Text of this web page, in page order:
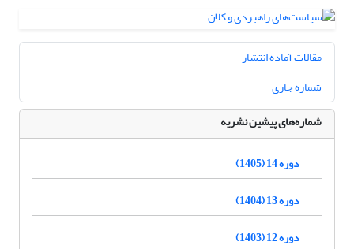
مقالات آماده انتشار
شماره جاری
شماره‌های پیشین نشریه
دوره 14 (1405)
دوره 13 (1404)
دوره 12 (1403)